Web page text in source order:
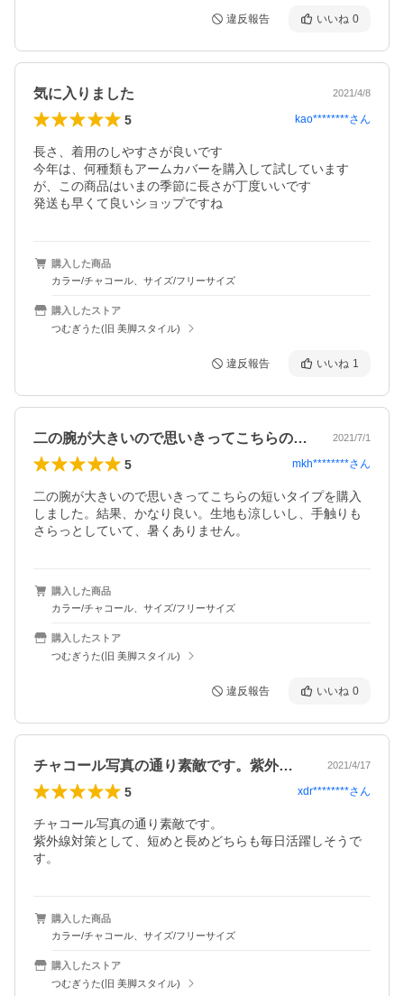
違反報告 いいね 0
気に入りました 2021/4/8
5 kao********さん
長さ、着用のしやすさが良いです
今年は、何種類もアームカバーを購入して試しています
が、この商品はいまの季節に長さが丁度いいです
発送も早くて良いショップですね
購入した商品
カラー/チャコール、サイズ/フリーサイズ
購入したストア
つむぎうた(旧 美脚スタイル)
違反報告 いいね 1
二の腕が大きいので思いきってこちらの短… 2021/7/1
5 mkh********さん
二の腕が大きいので思いきってこちらの短いタイプを購入
しました。結果、かなり良い。生地も涼しいし、手触りも
さらっとしていて、暑くありません。
購入した商品
カラー/チャコール、サイズ/フリーサイズ
購入したストア
つむぎうた(旧 美脚スタイル)
違反報告 いいね 0
チャコール写真の通り素敵です。紫外線対… 2021/4/17
5 xdr********さん
チャコール写真の通り素敵です。
紫外線対策として、短めと長めどちらも毎日活躍しそうで
す。
購入した商品
カラー/チャコール、サイズ/フリーサイズ
購入したストア
つむぎうた(旧 美脚スタイル)